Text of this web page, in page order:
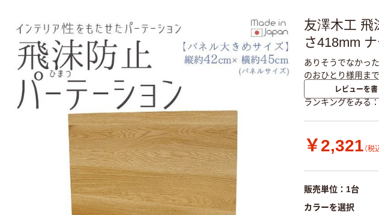
友澤木工 飛
さ418mm ナ
ありそうでなかっ
のおひとり様用ま
レビューを書
ランキングをみる
￥2,321 （税
販売単位：1台
カラーを選択